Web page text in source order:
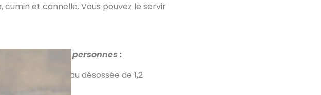
cumin et cannelle. Vous pouvez le servir
pour 6 personnes :
1 épaule d’agneau désossée de 1,2